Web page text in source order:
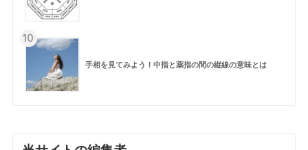
10
手相を見てみよう！中指と薬指の間の縦線の意味とは